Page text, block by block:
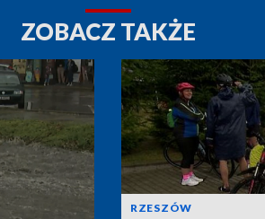
ZOBACZ TAKŻE
RZESZÓW